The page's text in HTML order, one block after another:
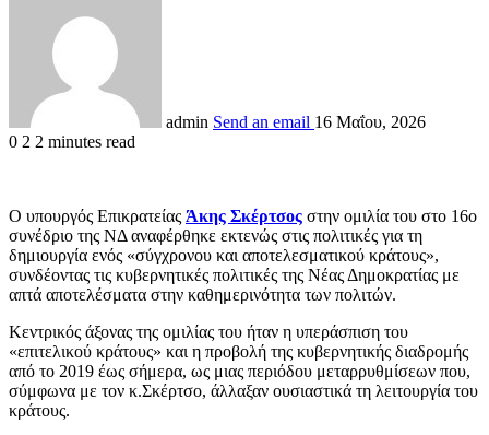
admin Send an email 16 Μαΐου, 2026
0 2 2 minutes read
Ο υπουργός Επικρατείας Άκης Σκέρτσος στην ομιλία του στο 16ο
συνέδριο της ΝΔ αναφέρθηκε εκτενώς στις πολιτικές για τη
δημιουργία ενός «σύγχρονου και αποτελεσματικού κράτους»,
συνδέοντας τις κυβερνητικές πολιτικές της Νέας Δημοκρατίας με
απτά αποτελέσματα στην καθημερινότητα των πολιτών.
Κεντρικός άξονας της ομιλίας του ήταν η υπεράσπιση του
«επιτελικού κράτους» και η προβολή της κυβερνητικής διαδρομής
από το 2019 έως σήμερα, ως μιας περιόδου μεταρρυθμίσεων που,
σύμφωνα με τον κ.Σκέρτσο, άλλαξαν ουσιαστικά τη λειτουργία του
κράτους.